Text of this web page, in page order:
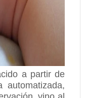
a partir de
automatizada,